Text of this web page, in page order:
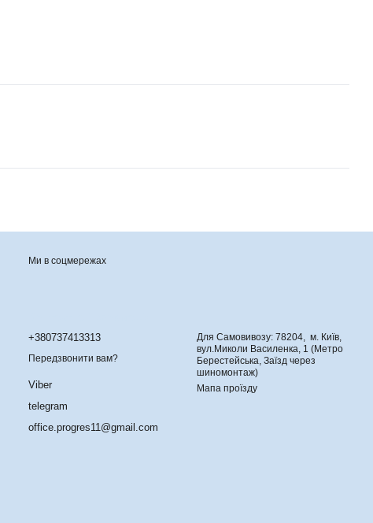
Ми в соцмережах
+380737413313
Передзвонити вам?
Viber
telegram
office.progres11@gmail.com
Для Самовивозу: 78204, м. Київ,
вул.Миколи Василенка, 1 (Метро
Берестейська, Заїзд через
шиномонтаж)
Мапа проїзду